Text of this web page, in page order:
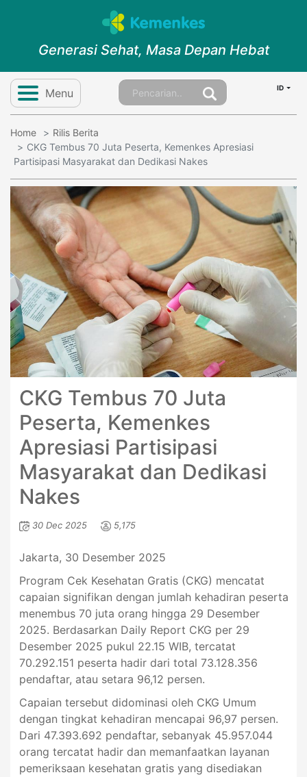
Generasi Sehat, Masa Depan Hebat
Menu ID
Home
Rilis Berita
CKG Tembus 70 Juta Peserta, Kemenkes Apresiasi
Partisipasi Masyarakat dan Dedikasi Nakes
CKG Tembus 70 Juta
Peserta, Kemenkes
Apresiasi Partisipasi
Masyarakat dan Dedikasi
Nakes
30 Dec 2025 5,175
Jakarta, 30 Desember 2025
Program Cek Kesehatan Gratis (CKG) mencatat
capaian signifikan dengan jumlah kehadiran peserta
menembus 70 juta orang hingga 29 Desember
2025. Berdasarkan Daily Report CKG per 29
Desember 2025 pukul 22.15 WIB, tercatat
70.292.151 peserta hadir dari total 73.128.356
pendaftar, atau setara 96,12 persen.
Capaian tersebut didominasi oleh CKG Umum
dengan tingkat kehadiran mencapai 96,97 persen.
Dari 47.393.692 pendaftar, sebanyak 45.957.044
orang tercatat hadir dan memanfaatkan layanan
pemeriksaan kesehatan gratis yang disediakan